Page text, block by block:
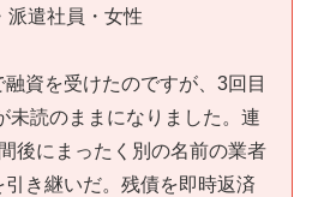
派遣社員・女性
融資を受けたのですが、3回目
未読のままになりました。連
後にまったく別の名前の業者
き継いだ。残債を即時返済